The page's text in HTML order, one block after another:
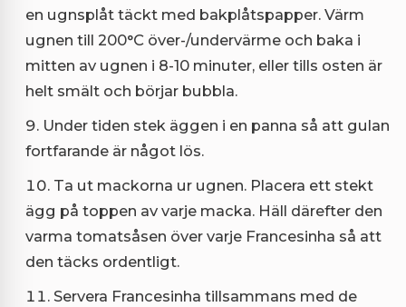
en ugnsplåt täckt med bakplåtspapper. Värm
ugnen till 200°C över-/undervärme och baka i
mitten av ugnen i 8-10 minuter, eller tills osten är
helt smält och börjar bubbla.
Under tiden stek äggen i en panna så att gulan
fortfarande är något lös.
Ta ut mackorna ur ugnen. Placera ett stekt
ägg på toppen av varje macka. Häll därefter den
varma tomatsåsen över varje Francesinha så att
den täcks ordentligt.
Servera Francesinha tillsammans med de